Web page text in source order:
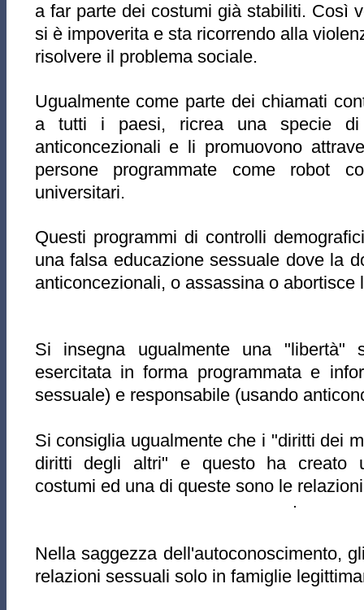
a far parte dei costumi già stabiliti. Così
si è impoverita e sta ricorrendo alla
risolvere il problema sociale.
Ugualmente come parte dei chiamati
a tutti i paesi, ricrea una specie di
anticoncezionali e li promuovono
persone programmate come robot
universitari.
Questi programmi di controlli
una falsa educazione sessuale dove la
anticoncezionali, o assassina o abortisce
Si insegna ugualmente una "libertà"
esercitata in forma programmata e
sessuale) e responsabile (usando
Si consiglia ugualmente che i "diritti dei
diritti degli altri" e questo ha creato
costumi ed una di queste sono le
Nella saggezza dell'autoconoscimento,
relazioni sessuali solo in famiglie